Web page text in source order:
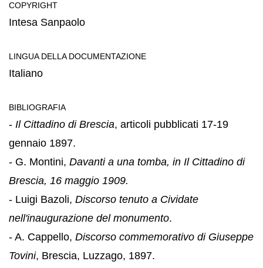
COPYRIGHT
Intesa Sanpaolo
LINGUA DELLA DOCUMENTAZIONE
Italiano
BIBLIOGRAFIA
- Il Cittadino di Brescia, articoli pubblicati 17-19
gennaio 1897.
- G. Montini, Davanti a una tomba, in Il Cittadino di
Brescia, 16 maggio 1909.
- Luigi Bazoli, Discorso tenuto a Cividate
nell'inaugurazione del monumento.
- A. Cappello, Discorso commemorativo di Giuseppe
Tovini, Brescia, Luzzago, 1897.